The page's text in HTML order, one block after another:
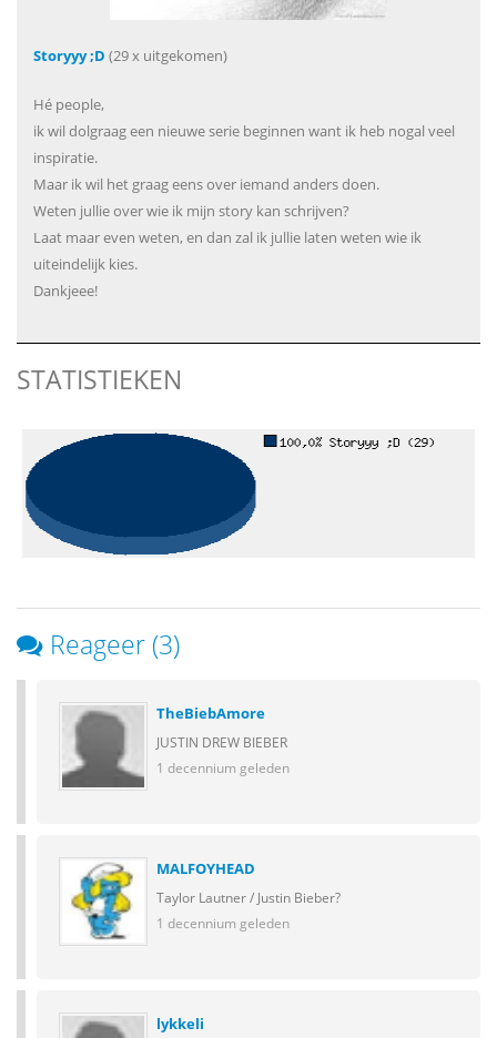
Storyyy ;D (29 x uitgekomen)
Hé people,
ik wil dolgraag een nieuwe serie beginnen want ik heb nogal veel
inspiratie.
Maar ik wil het graag eens over iemand anders doen.
Weten jullie over wie ik mijn story kan schrijven?
Laat maar even weten, en dan zal ik jullie laten weten wie ik
uiteindelijk kies.
Dankjeee!
STATISTIEKEN
Reageer (3)
TheBiebAmore
JUSTIN DREW BIEBER
1 decennium geleden
MALFOYHEAD
Taylor Lautner / Justin Bieber?
1 decennium geleden
lykkeli